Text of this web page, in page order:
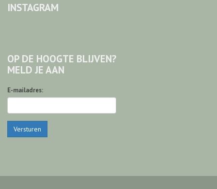
INSTAGRAM
OP DE HOOGTE BLIJVEN?
MELD JE AAN
E-mailadres:
Versturen